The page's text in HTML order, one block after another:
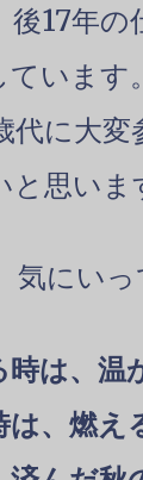
後17年
います。
代に大
思いま
にいっ
時は、温
は、燃え